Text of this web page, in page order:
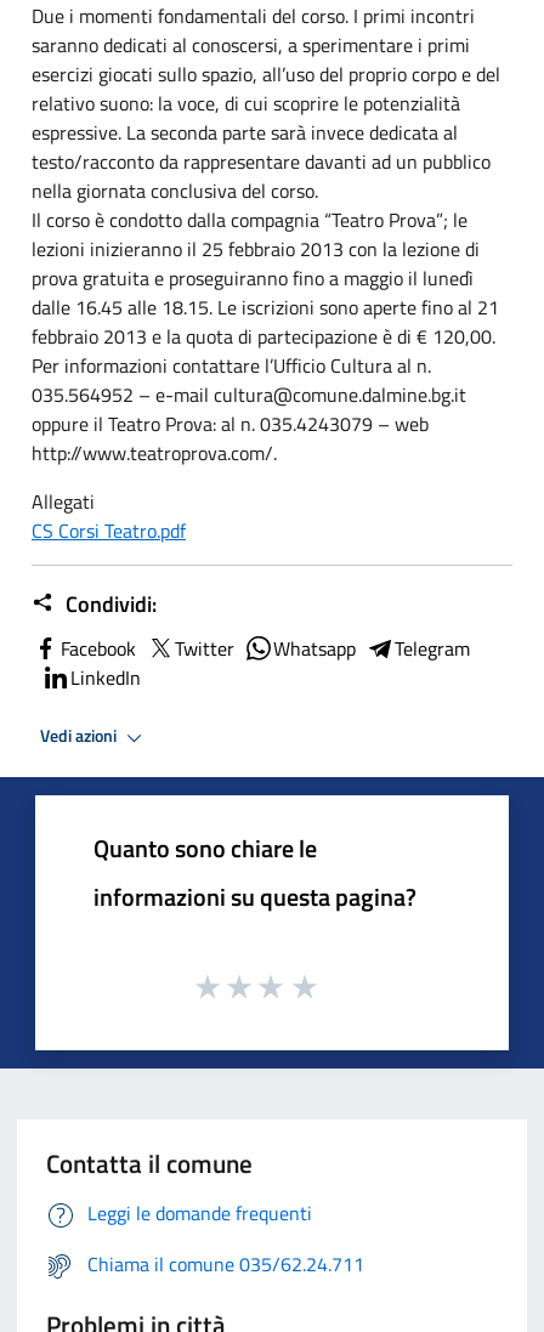
Due i momenti fondamentali del corso. I primi incontri
saranno dedicati al conoscersi, a sperimentare i primi
esercizi giocati sullo spazio, all’uso del proprio corpo e del
relativo suono: la voce, di cui scoprire le potenzialità
espressive. La seconda parte sarà invece dedicata al
testo/racconto da rappresentare davanti ad un pubblico
nella giornata conclusiva del corso.
Il corso è condotto dalla compagnia “Teatro Prova”; le
lezioni inizieranno il 25 febbraio 2013 con la lezione di
prova gratuita e proseguiranno fino a maggio il lunedì
dalle 16.45 alle 18.15. Le iscrizioni sono aperte fino al 21
febbraio 2013 e la quota di partecipazione è di € 120,00.
Per informazioni contattare l’Ufficio Cultura al n.
035.564952 – e-mail cultura@comune.dalmine.bg.it
oppure il Teatro Prova: al n. 035.4243079 – web
http://www.teatroprova.com/.
Allegati
CS Corsi Teatro.pdf
Condividi:
Facebook Twitter Whatsapp
Telegram
LinkedIn
Vedi azioni
Quanto sono chiare le
informazioni su questa pagina?
Contatta il comune
Leggi le domande frequenti
Chiama il comune 035/62.24.711